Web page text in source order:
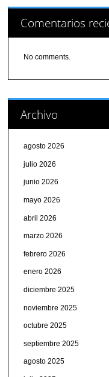
Comentarios
No comments.
Archivo
agosto 2026
julio 2026
junio 2026
mayo 2026
abril 2026
marzo 2026
febrero 2026
enero 2026
diciembre 2025
noviembre 2025
octubre 2025
septiembre 2025
agosto 2025